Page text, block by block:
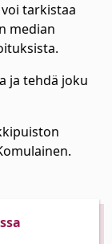
tarkistaa
median
ja tehdä joku